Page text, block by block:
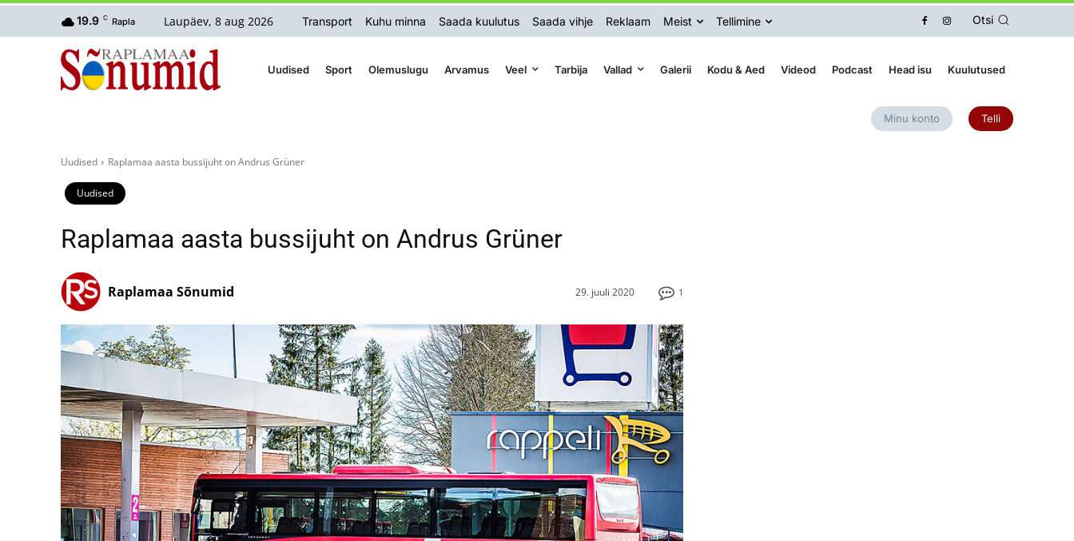
19.9 C Rapla Laupäev, 8 aug 2026 Transport Kuhu minna Saada kuulutus Saada vihje Reklaam Meist Tellimine Otsi
Uudised Sport Olemuslugu Arvamus Veel Tarbija Vallad Galerii Kodu & Aed Videod Podcast Head isu Kuulutused
Minu konto Telli
Uudised Raplamaa aasta bussijuht on Andrus Grüner
Uudised
Raplamaa aasta bussijuht on Andrus Grüner
1
29. juuli 2020
Raplamaa Sõnumid